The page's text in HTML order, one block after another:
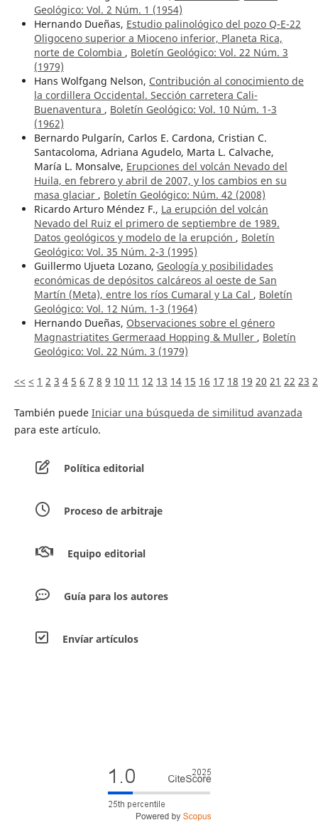
Geológico: Vol. 2 Núm. 1 (1954)
Hernando Dueñas, Estudio palinológico del pozo Q-E-22
Oligoceno superior a Mioceno inferior, Planeta Rica,
norte de Colombia , Boletín Geológico: Vol. 22 Núm. 3
(1979)
Hans Wolfgang Nelson, Contribución al conocimiento de
la cordillera Occidental. Sección carretera Cali-
Buenaventura , Boletín Geológico: Vol. 10 Núm. 1-3
(1962)
Bernardo Pulgarín, Carlos E. Cardona, Cristian C.
Santacoloma, Adriana Agudelo, Marta L. Calvache,
María L. Monsalve, Erupciones del volcán Nevado del
Huila, en febrero y abril de 2007, y los cambios en su
masa glaciar , Boletín Geológico: Núm. 42 (2008)
Ricardo Arturo Méndez F., La erupción del volcán
Nevado del Ruiz el primero de septiembre de 1989.
Datos geológicos y modelo de la erupción , Boletín
Geológico: Vol. 35 Núm. 2-3 (1995)
Guillermo Ujueta Lozano, Geología y posibilidades
económicas de depósitos calcáreos al oeste de San
Martín (Meta), entre los ríos Cumaral y La Cal , Boletín
Geológico: Vol. 12 Núm. 1-3 (1964)
Hernando Dueñas, Observaciones sobre el género
Magnastriatites Germeraad Hopping & Muller , Boletín
Geológico: Vol. 22 Núm. 3 (1979)
<< < 1 2 3 4 5 6 7 8 9 10 11 12 13 14 15 16 17 18 19 20 21 22 23
También puede Iniciar una búsqueda de similitud avanzada
para este artículo.
Política editorial
Proceso de arbitraje
Equipo editorial
Guía para los autores
Envíar artículos